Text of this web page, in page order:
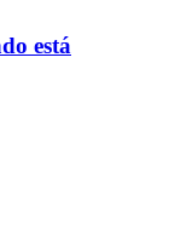
está